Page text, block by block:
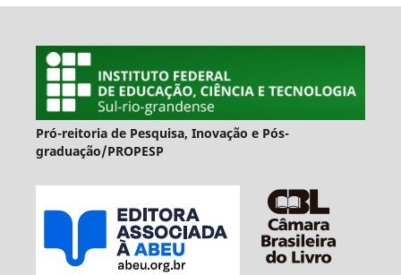
Pró-reitoria de Pesquisa, Inovação e Pós-
graduação/PROPESP